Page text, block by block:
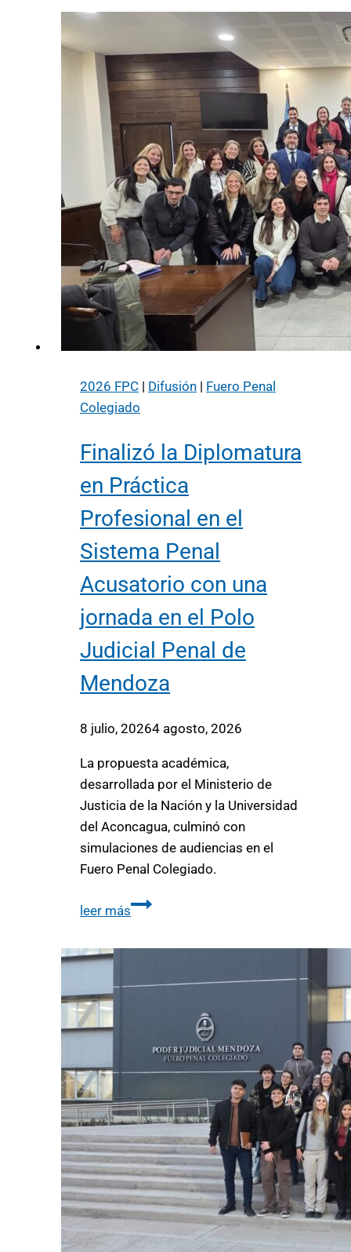
2026 FPC | Difusión | Fuero Penal
Colegiado
Finalizó la Diplomatura
en Práctica
Profesional en el
Sistema Penal
Acusatorio con una
jornada en el Polo
Judicial Penal de
Mendoza
8 julio, 20264 agosto, 2026
La propuesta académica,
desarrollada por el Ministerio de
Justicia de la Nación y la Universidad
del Aconcagua, culminó con
simulaciones de audiencias en el
Fuero Penal Colegiado.
leer más